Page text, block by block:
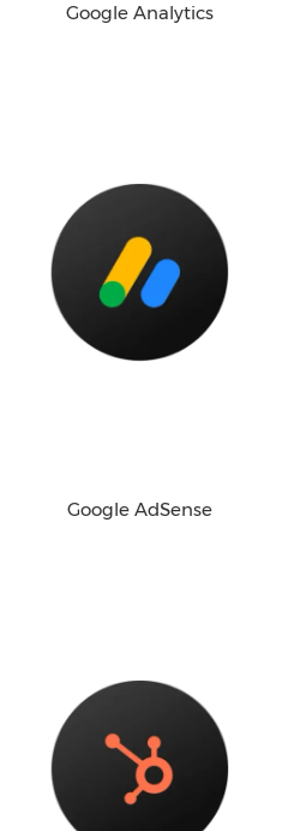
Google Analytics
Google AdSense